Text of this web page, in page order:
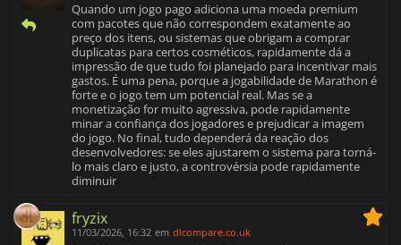
Quando um jogo pago adiciona uma moeda premium
com pacotes que não correspondem exatamente ao
preço dos itens, ou sistemas que obrigam a comprar
duplicatas para certos cosméticos, rapidamente dá a
impressão de que tudo foi planejado para incentivar mais
gastos. É uma pena, porque a jogabilidade de Marathon é
forte e o jogo tem um potencial real. Mas se a
monetização for muito agressiva, pode rapidamente
minar a confiança dos jogadores e prejudicar a imagem
do jogo. No final, tudo dependerá da reação dos
desenvolvedores: se eles ajustarem o sistema para torná-
lo mais claro e justo, a controvérsia pode rapidamente
diminuir
fryzix
11/03/2026, 16:32 em dlcompare.co.uk